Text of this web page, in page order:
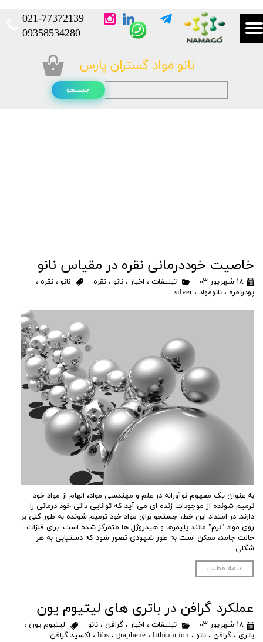
نانو مواد گستران پارس
021-77372139​​​​​​​
​​​​​​​09358534280
جستجو
۰
خاصیت خوددرمانی نقره در مقیاس نانو
۱۸ شهریور ۰۳ تبلیغات ، اخبار ، نانو ، نقره نانو ، نقره ،
پودرنقره ، نانومواد ،silver
به عنوان یک مفهوم نوآورانه در علم و مهندسی مواد، الهام از مواد خود
ترمیم شونده از موجودات زنده ای می آید که توانایی ذاتی خود درمانی را
دارند. در امتداد این خط، جستجو برای مواد خود ترمیم شونده به طور کلی بر
روی مواد "نرم" مانند پلیمرها و هیدروژل ها متمرکز شده است. برای فلزات
حالت جامد، ممکن است به طور شهودی تصور شود که دستیابی به هر
شکلی …
ادامه مطلب
عملکرد گرافن در باتری های لیتیوم یون
۱۸ شهریور ۰۳ تبلیغات ، اخبار ، گرافن ، نانو لیتیوم یون ،
باتری ، گرافن ، نانو ، libs ، graphene ، lithium ion ، اکسید گرافن